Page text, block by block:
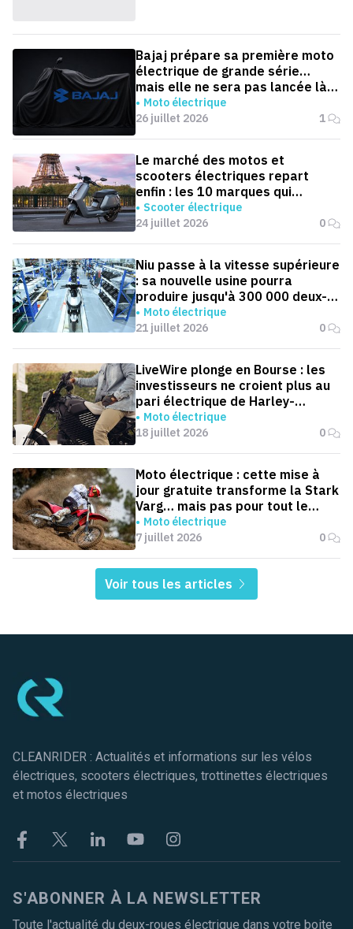
Bajaj prépare sa première moto
électrique de grande série…
mais elle ne sera pas lancée là
où on l'attend
Moto électrique
26 juillet 2026
1
Le marché des motos et
scooters électriques repart
enfin : les 10 marques qui
dominent la France
Scooter électrique
24 juillet 2026
0
Niu passe à la vitesse supérieure
: sa nouvelle usine pourra
produire jusqu'à 300 000 deux-
roues électriques par an
Moto électrique
21 juillet 2026
0
LiveWire plonge en Bourse : les
investisseurs ne croient plus au
pari électrique de Harley-
Davidson
Moto électrique
18 juillet 2026
0
Moto électrique : cette mise à
jour gratuite transforme la Stark
Varg… mais pas pour tout le
monde
Moto électrique
7 juillet 2026
0
Voir tous les articles
CLEANRIDER : Actualités et informations sur les vélos
électriques, scooters électriques, trottinettes électriques
et motos électriques
FacebookTwitter LinkekinYoutubeInstagram
S'ABONNER À LA NEWSLETTER
Toute l'actualité du deux-roues électrique dans votre boite